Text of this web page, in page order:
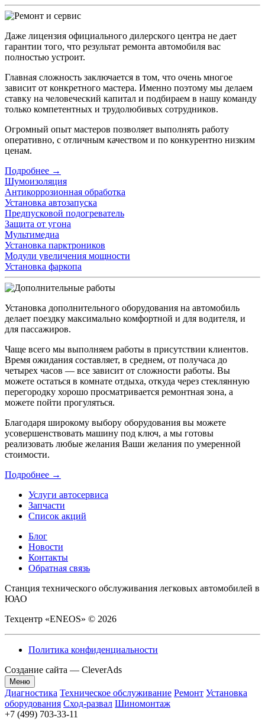
Даже лицензия официального дилерского центра не дает
гарантии того, что результат ремонта автомобиля вас
полностью устроит.
Главная сложность заключается в том, что очень многое
зависит от конкретного мастера. Именно поэтому мы делаем
ставку на человеческий капитал и подбираем в нашу команду
только компетентных и трудолюбивых сотрудников.
Огромный опыт мастеров позволяет выполнять работу
оперативно, с отличным качеством и по конкурентно низким
ценам.
Подробнее →
Шумоизоляция
Антикоррозионная обработка
Установка автозапуска
Предпусковой подогреватель
Защита от угона
Мультимедиа
Установка парктроников
Модули увеличения мощности
Установка фаркопа
Установка дополнительного оборудования на автомобиль
делает поездку максимально комфортной и для водителя, и
для пассажиров.
Чаще всего мы выполняем работы в присутствии клиентов.
Время ожидания составляет, в среднем, от получаса до
четырех часов — все зависит от сложности работы. Вы
можете остаться в комнате отдыха, откуда через стеклянную
перегородку хорошо просматривается ремонтная зона, а
можете пойти прогуляться.
Благодаря широкому выбору оборудования вы можете
усовершенствовать машину под ключ, а мы готовы
реализовать любые желания Ваши желания по умеренной
стоимости.
Подробнее →
Услуги автосервиса
Запчасти
Список акций
Блог
Новости
Контакты
Обратная связь
Станция технического обслуживания легковых автомобилей в
ЮАО
Техцентр «ENEOS» © 2026
Политика конфиденциальности
Создание сайта — CleverAds
Меню
Диагностика Техническое обслуживание Ремонт Установка
оборудования Сход-развал Шиномонтаж
+7 (499) 703-33-11